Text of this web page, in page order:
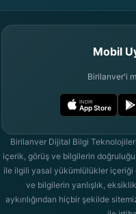
Mobil
Birilanver'i
İNDIR
App Store
Birilanver Dijital Bilgi
içerik, görüş ve bilgilerin
ile ilgili yasal yükümlülükler içeriği
ve bilgilerin yanlışlık,
aykırılığından hiçbir şekilde